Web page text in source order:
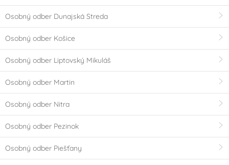
Osobný odber Dunajská Streda
Osobný odber Košice
Osobný odber Liptovský Mikuláš
Osobný odber Martin
Osobný odber Nitra
Osobný odber Pezinok
Osobný odber Piešťany